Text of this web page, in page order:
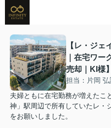
【レ・ジェ
｜在宅ワー
売却｜KI様】
担当：片岡 弘
夫婦ともに在宅勤務が増えたこ
神」駅周辺で所有していたレ・
をお願いしました。